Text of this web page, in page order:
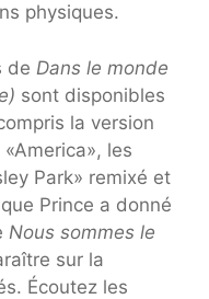
physiques.
de Dans le monde
sont disponibles
la version
les
Park» remixé et
Prince a donné
Nous sommes le
sur la
Écoutez les